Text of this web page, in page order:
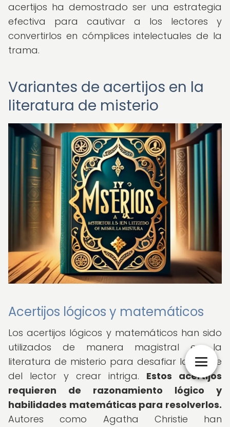
acertijos ha demostrado ser una estrategia
efectiva para cautivar a los lectores y
convertirlos en cómplices intelectuales de la
trama.
Variantes de acertijos en la
literatura de misterio
Acertijos lógicos y matemáticos
Los acertijos lógicos y matemáticos han sido
utilizados de manera magistral en la
literatura de misterio para desafiar la mente
del lector y crear intriga. Estos acertijos
requieren de razonamiento lógico y
habilidades matemáticas para resolverlos.
Autores como Agatha Christie han